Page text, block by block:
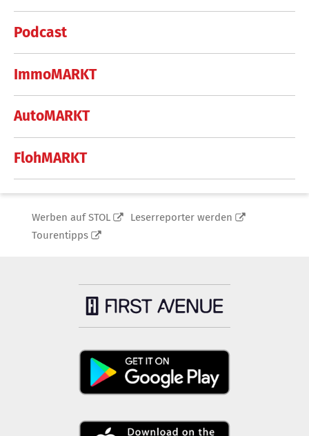
Podcast
ImmoMARKT
AutoMARKT
FlohMARKT
Werben auf STOL
Leserreporter werden
Tourentipps